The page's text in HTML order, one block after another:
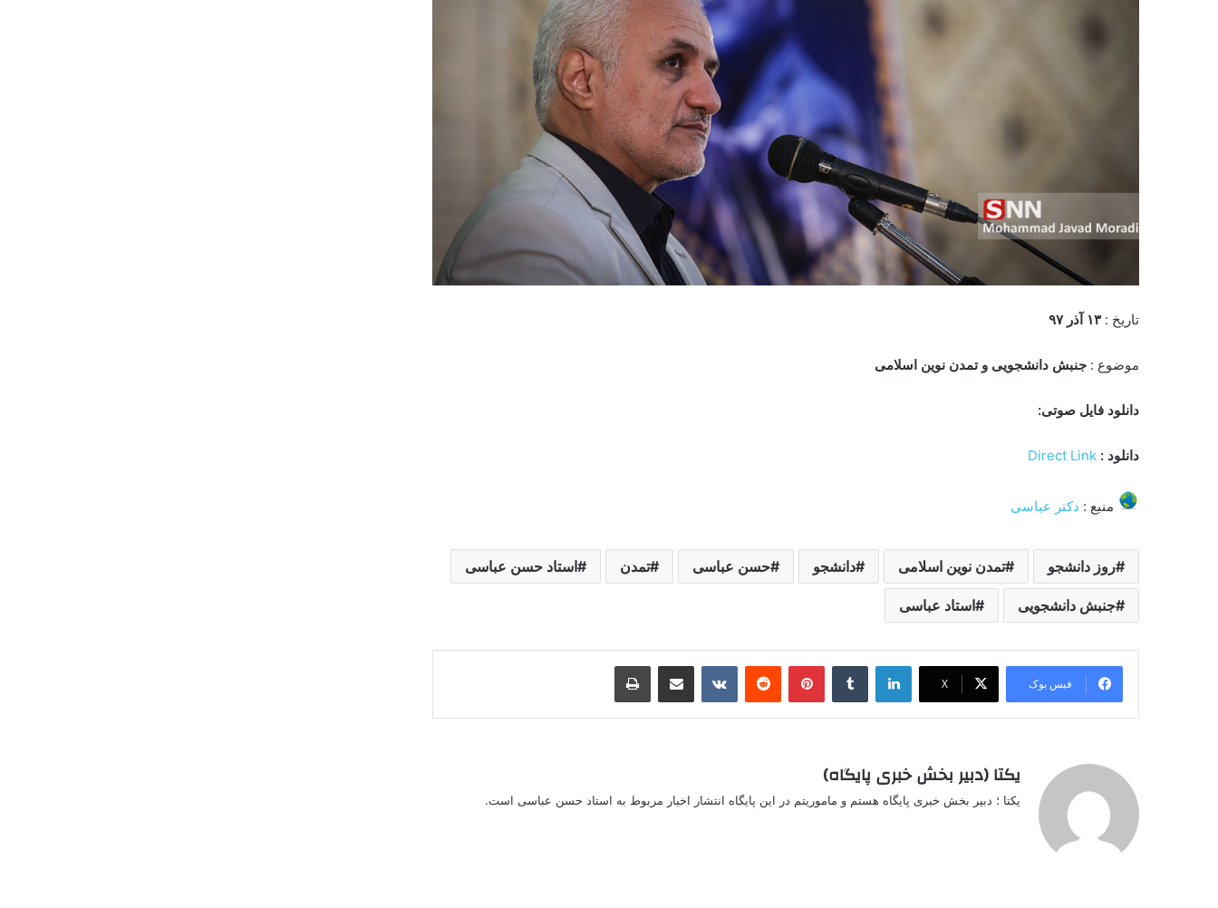
تاریخ : ۱۳ آذر ۹۷
موضوع : جنبش دانشجویی و تمدن نوین اسلامی
دانلود فایل صوتی:
دانلود : Direct Link
منبع : دکتر عباسی
روز دانشجو تمدن نوین اسلامی دانشجو حسن عباسی تمدن استاد حسن عباسی
جنبش دانشجویی استاد عباسی
فیس بوک X
لینکدین ‫تامبلر ‫پین‌ترست‫رددیت ‫VKontakteاشتراک گذاری از طریق ایمیل چاپ
یکتا (دبیر بخش خبری پایگاه)
یکتا ؛ دبیر بخش خبری پایگاه هستم و ماموریتم در این پایگاه انتشار اخبار مربوط به استاد حسن عباسی است.